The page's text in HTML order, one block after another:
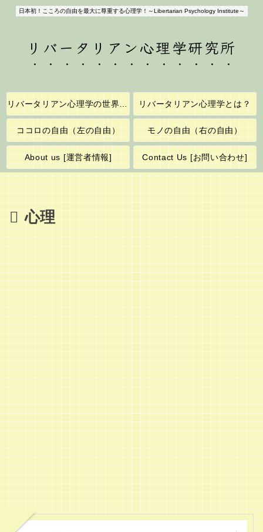
日本初！こころの自由を最大に尊重する心理学！～Libertarian Psychology Institute～
リバータリアン心理学研究所
リバータリアン心理学の世界へようこそ！ リバータリアン心理学とは？
ココロの自由（左の自由） モノの自由（右の自由）
About us [運営者情報] Contact Us [お問い合わせ]
心理